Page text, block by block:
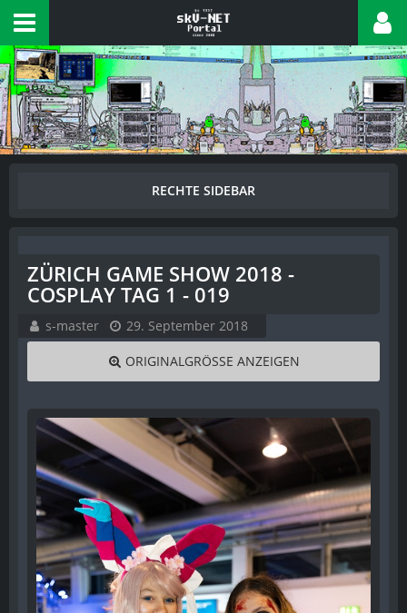
ZÜRICH GAME SHOW 2018 -
COSPLAY TAG 1 - 019
s-master 29. September 2018
ORIGINALGRÖSSE ANZEIGEN